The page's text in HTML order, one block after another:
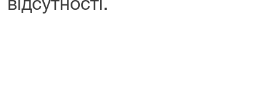
відсутності.